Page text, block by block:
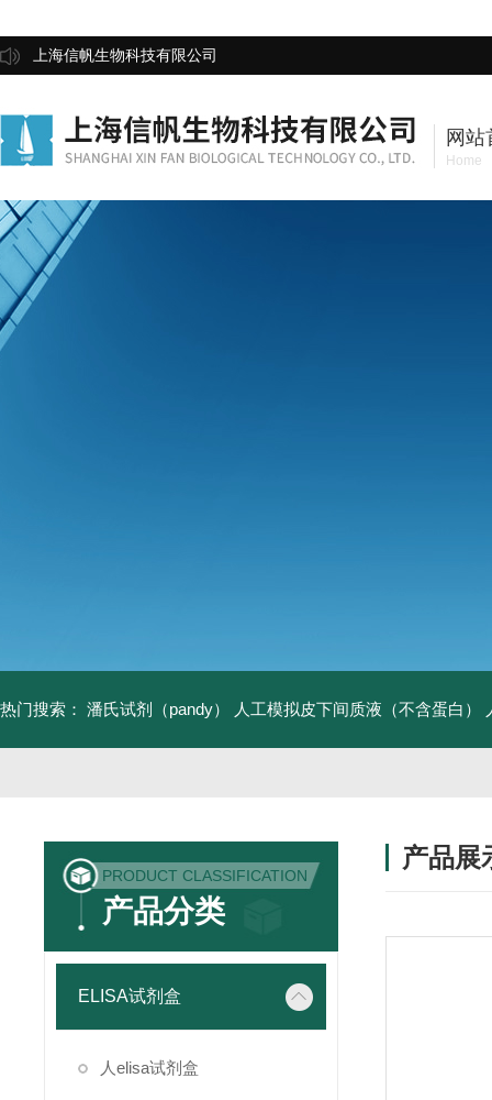
上海信帆生物科技有限公司
网站
Home
热门搜索： 潘氏试剂（pandy） 人工模拟皮下间质液（不含蛋白）
PRODUCT CLASSIFICATION
产品分类
ELISA试剂盒
人elisa试剂盒
产品展